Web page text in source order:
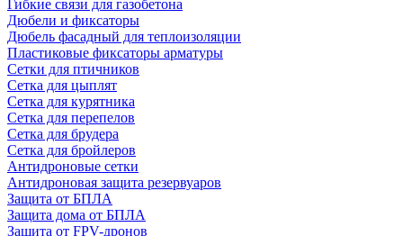
Гибкие связи для газобетона
Дюбели и фиксаторы
Дюбель фасадный для теплоизоляции
Пластиковые фиксаторы арматуры
Сетки для птичников
Сетка для цыплят
Сетка для курятника
Сетка для перепелов
Сетка для брудера
Сетка для бройлеров
Антидроновые сетки
Антидроновая защита резервуаров
Защита от БПЛА
Защита дома от БПЛА
Защита от FPV-дронов